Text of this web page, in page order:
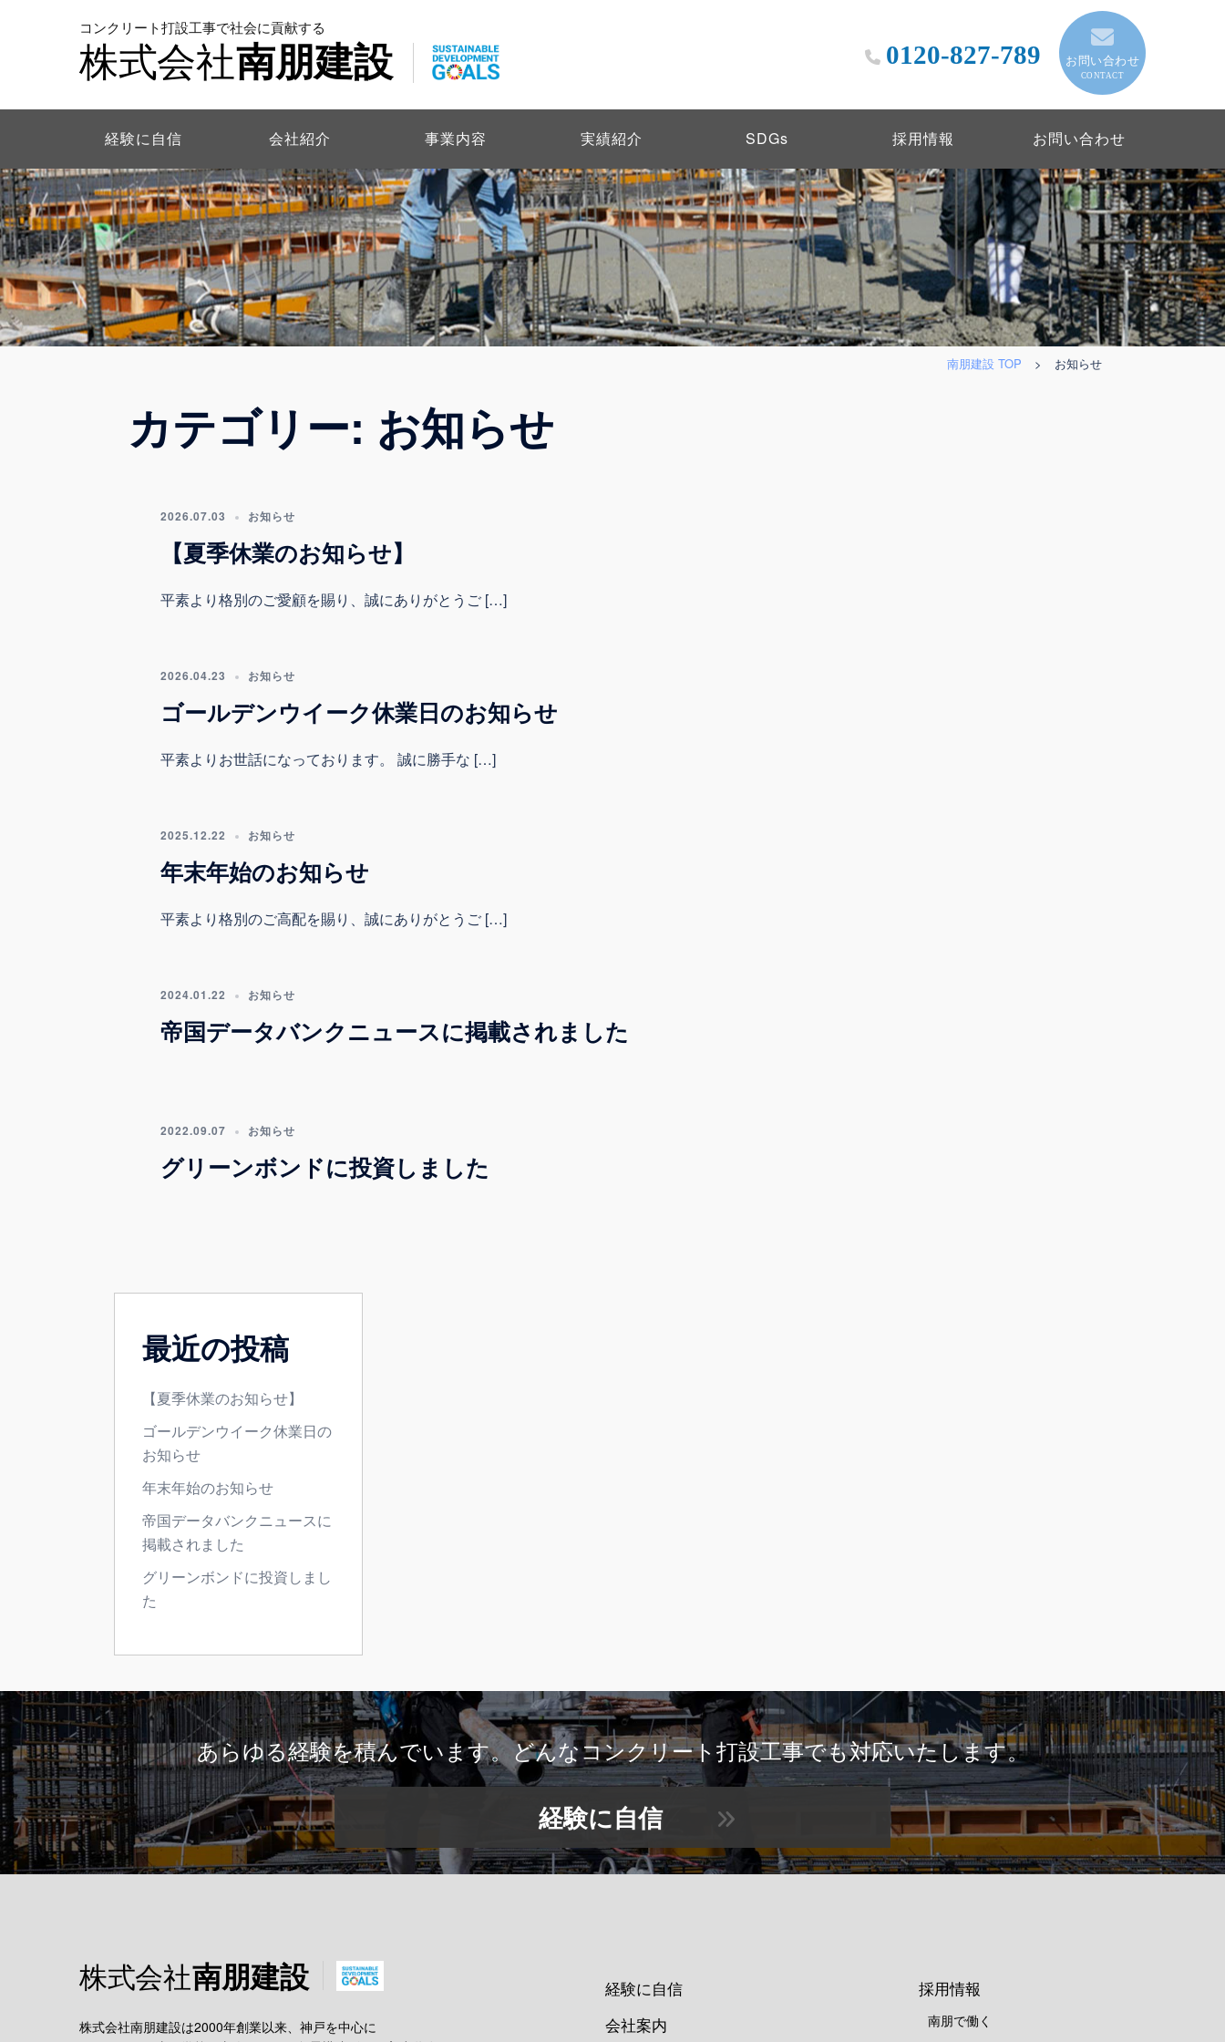
信
朋
建
設
コンクリート打設工事で社会に貢献する
株式会社南朋建設 0120-827-789 お問い合わせ
CONTACT
経験に自信 会社紹介 事業内容 実績紹介 SDGs 採用情報 お問い合わせ
南朋建設 TOP > お知らせ
カテゴリー: お知らせ
2026.07.03 お知らせ
【夏季休業のお知らせ】
平素より格別のご愛顧を賜り、誠にありがとうご […]
2026.04.23 お知らせ
ゴールデンウイーク休業日のお知らせ
平素よりお世話になっております。 誠に勝手な […]
2025.12.22 お知らせ
年末年始のお知らせ
平素より格別のご高配を賜り、誠にありがとうご […]
2024.01.22 お知らせ
帝国データバンクニュースに掲載されました
2022.09.07 お知らせ
グリーンボンドに投資しました
最近の投稿
【夏季休業のお知らせ】
ゴールデンウイーク休業日の
お知らせ
年末年始のお知らせ
帝国データバンクニュースに
掲載されました
グリーンボンドに投資しまし
た
あらゆる経験を積んでいます。どんなコンクリート打設工事でも対応いたします。
経験に自信
株式会社南朋建設
株式会社南朋建設は2000年創業以来、神戸を中心に
経験に自信
会社案内
採用情報
南朋で働く